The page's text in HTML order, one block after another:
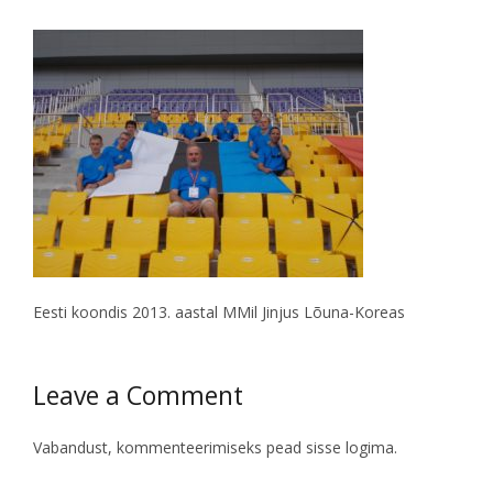
Eesti koondis 2013. aastal MMil Jinjus Lõuna-Koreas
Leave a Comment
Vabandust, kommenteerimiseks pead sisse logima.